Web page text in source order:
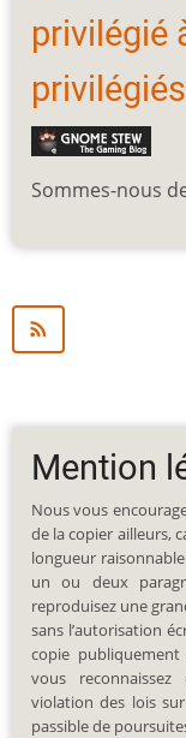
privilégié
privilégiés
Sommes-nous
Mention
Nous vous
de la copier ailleurs,
longueur raisonnable
un ou deux
reproduisez une
sans l’autorisation
copie
vous
violation des lois
passible de